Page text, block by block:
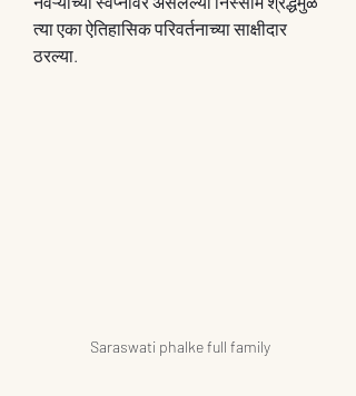
त्या एका ऐतिहासिक परिवर्तनाच्या साक्षीदार
ठरल्या.
Saraswati phalke full family